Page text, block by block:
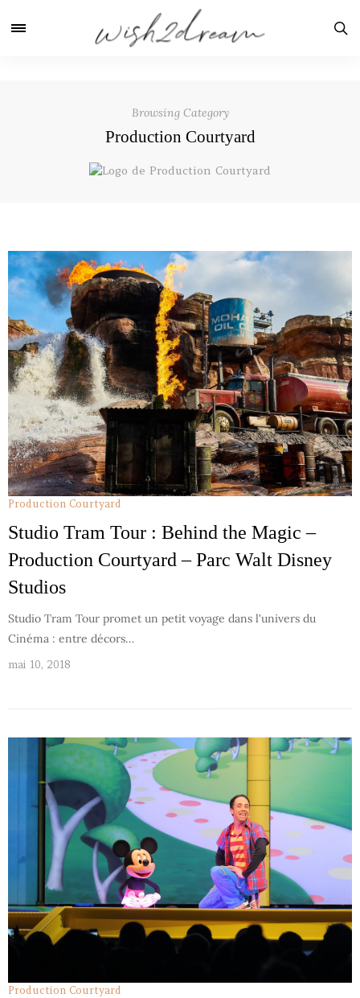
Browsing Category
Production Courtyard
Production Courtyard
Studio Tram Tour : Behind the Magic –
Production Courtyard – Parc Walt Disney
Studios
Studio Tram Tour promet un petit voyage dans l'univers du
Cinéma : entre décors…
mai 10, 2018
Production Courtyard